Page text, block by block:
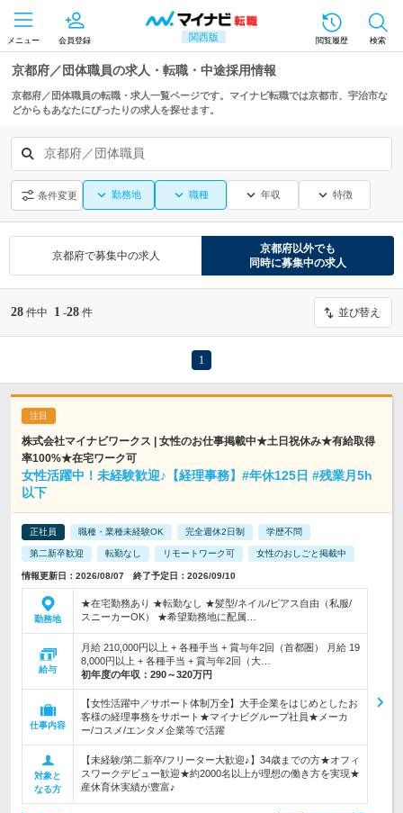
関西版
メニュー 会員登録 閲覧履歴 検索
京都府／団体職員の求人・転職・中途採用情報
京都府／団体職員の転職・求人一覧ページです。マイナビ転職では京都市、宇治市な
どからもあなたにぴったりの求人を探せます。
京都府／団体職員
条件変更 勤務地 職種 年収 特徴
京都府で募集中の求人
京都府以外でも
同時に募集中の求人
28 件中 1 -28 件 並び替え
1
株式会社マイナビワークス | 女性のお仕事掲載中★土日祝休み★有給取得
率100%★在宅ワーク可
女性活躍中！未経験歓迎♪【経理事務】#年休125日 #残業月5h
以下
正社員 職種・業種未経験OK 完全週休2日制 学歴不問
第二新卒歓迎 転勤なし リモートワーク可 女性のおしごと掲載中
情報更新日：2026/08/07 終了予定日：2026/09/10
勤務地
★在宅勤務あり ★転勤なし ★髪型/ネイル/ピアス自由（私服/
スニーカーOK） ★希望勤務地に配属…
給与
月給 210,000円以上 + 各種手当 + 賞与年2回（首都圏） 月給 19
8,000円以上 + 各種手当 + 賞与年2回（大…
初年度の年収： 290～320万円
仕事内容
【女性活躍中／サポート体制万全】大手企業をはじめとしたお
客様の経理事務をサポート★マイナビグループ社員★メーカ
ー/コスメ/エンタメ企業等で活躍
対象と
なる方
【未経験/第二新卒/フリーター大歓迎♪】34歳までの方★オフィ
スワークデビュー歓迎★約2000名以上が理想の働き方を実現★
産休育休実績が豊富♪